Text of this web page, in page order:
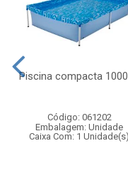
Piscina compacta
Código: 061202
Embalagem: Unidade
Caixa Com: 1 Unidade(s)